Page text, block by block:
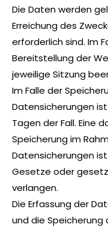
Die Daten werden
Erreichung des
erforderlich sind. Im
Bereitstellung der
jeweilige Sitzung
Im Falle der
Datensicherungen
Tagen der Fall. Eine
Speicherung im
Datensicherungen
Gesetze oder
verlangen.
Die Erfassung der
und die Speicherung